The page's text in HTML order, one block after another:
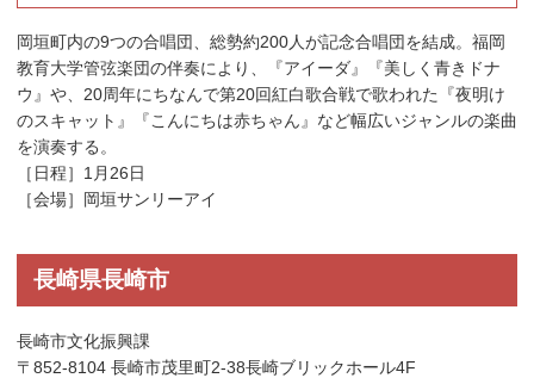
岡垣町内の9つの合唱団、総勢約200人が記念合唱団を結成。福岡
教育大学管弦楽団の伴奏により、『アイーダ』『美しく青きドナ
ウ』や、20周年にちなんで第20回紅白歌合戦で歌われた『夜明け
のスキャット』『こんにちは赤ちゃん』など幅広いジャンルの楽曲
を演奏する。
［日程］1月26日
［会場］岡垣サンリーアイ
長崎県長崎市
長崎市文化振興課
〒852-8104 長崎市茂里町2-38長崎ブリックホール4F